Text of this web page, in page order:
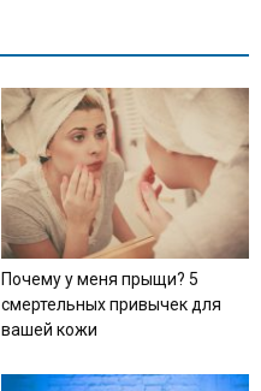
Почему у меня прыщи? 5
смертельных привычек для
вашей кожи